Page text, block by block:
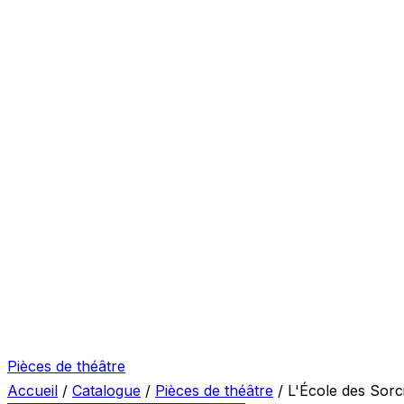
Pièces de théâtre
Accueil / Catalogue / Pièces de théâtre / L'École des